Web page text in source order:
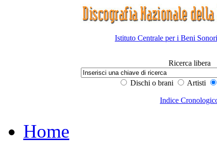
Istituto Centrale per i Beni
Ricerca libera
Dischi o brani Artisti
Indice
Home